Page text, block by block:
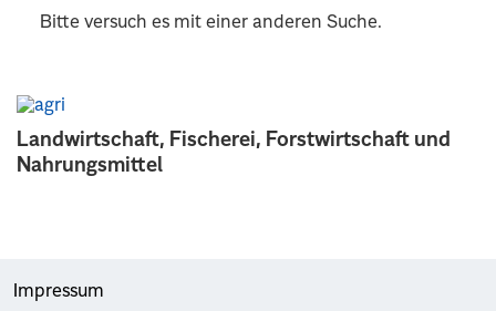
Landwirtschaft, Fischerei, Forstwirtschaft und
Nahrungsmittel
Bitte versuch es mit einer anderen Suche.
Impressum